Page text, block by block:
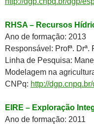
RHSA – Recursos
Ano de formação: 2013
Responsável: Profª. Drª.
Linha de Pesquisa:
Modelagem na
CNPq: http://
EIRE – Exploração
Ano de formação: 2011